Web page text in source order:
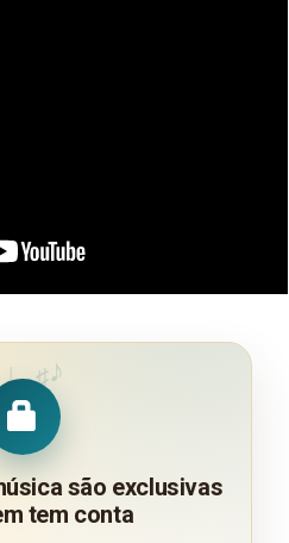
♩♯♪
são exclusivas
tem conta